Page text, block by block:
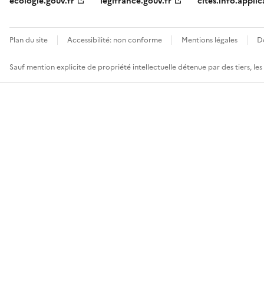
Plan du site Accessibilité: non conforme Mentions légales
Sauf mention explicite de propriété intellectuelle détenue par des tiers,